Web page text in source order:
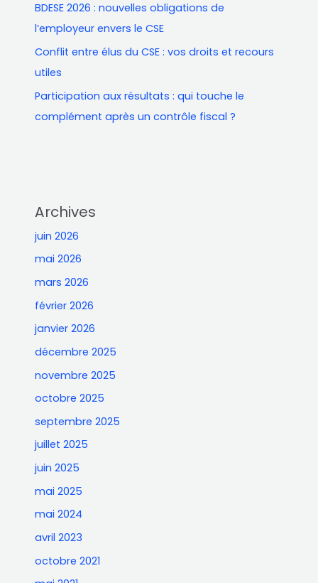
BDESE 2026 : nouvelles obligations de
l’employeur envers le CSE
Conflit entre élus du CSE : vos droits et recours
utiles
Participation aux résultats : qui touche le
complément après un contrôle fiscal ?
Archives
juin 2026
mai 2026
mars 2026
février 2026
janvier 2026
décembre 2025
novembre 2025
octobre 2025
septembre 2025
juillet 2025
juin 2025
mai 2025
mai 2024
avril 2023
octobre 2021